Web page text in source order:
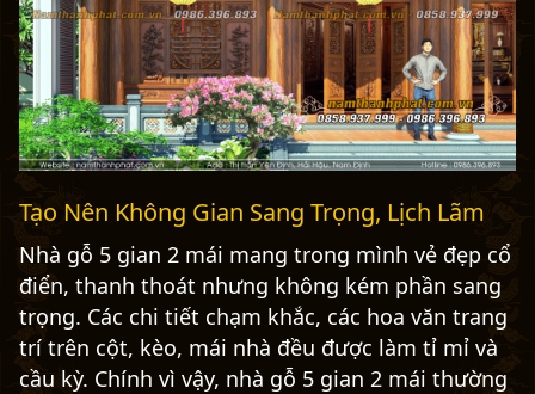
Tạo Nên Không Gian Sang Trọng, Lịch Lãm
Nhà gỗ 5 gian 2 mái mang trong mình vẻ đẹp cổ
điển, thanh thoát nhưng không kém phần sang
trọng. Các chi tiết chạm khắc, các hoa văn trang
trí trên cột, kèo, mái nhà đều được làm tỉ mỉ và
cầu kỳ. Chính vì vậy, nhà gỗ 5 gian 2 mái thường